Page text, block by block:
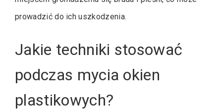
prowadzić do ich uszkodzenia.
Jakie techniki stosować
podczas mycia okien
plastikowych?